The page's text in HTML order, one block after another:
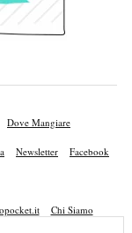
Dove Mangiare
Newsletter Facebook
Chi Siamo